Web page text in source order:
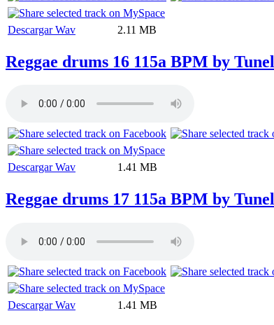
Descargar Wav 2.11 MB
Reggae drums 16 115a BPM by
Descargar Wav 1.41 MB
Reggae drums 17 115a BPM by
Descargar Wav 1.41 MB